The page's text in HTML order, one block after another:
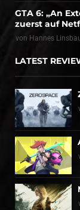
GTA 6: „An
zuerst auf
von Hannes
LATEST